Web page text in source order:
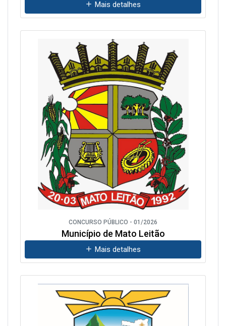
Mais detalhes
CONCURSO PÚBLICO - 01/2026
Município de Mato Leitão
Mais detalhes